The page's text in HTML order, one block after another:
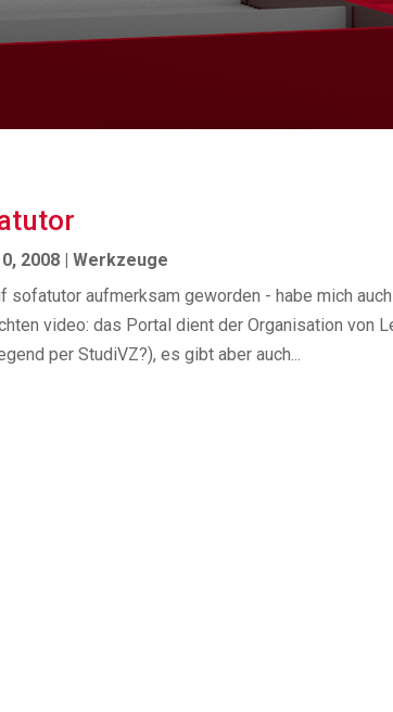
2008 |Werkzeuge
sofatutor aufmerksam geworden - habe mich
video: das Portal dient der Organisation von
per StudiVZ?), es gibt aber auch...